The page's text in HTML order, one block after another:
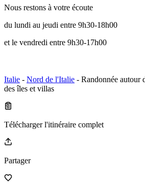
Nous restons à votre écoute
du lundi au jeudi entre 9h30-18h00
et le vendredi entre 9h30-17h00
Italie - Nord de l'Italie - Randonnée autour
des îles et villas
Télécharger l'itinéraire complet
Partager